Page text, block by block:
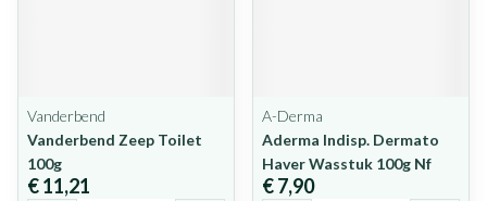
Vanderbend
Vanderbend Zeep Toilet
100g
€ 11,21
A-Derma
Aderma Indisp. Dermato
Haver Wasstuk 100g Nf
€ 7,90